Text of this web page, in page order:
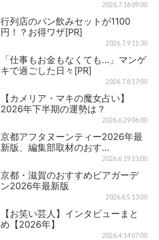
2026.7.16 09:00
行列店のパン飲みセットが1100
円！？お得ワザ[PR]
2026.7.9 11:30
「仕事もお金もなくても…」マンゲ
キで過ごした日々[PR]
2026.7.8 17:00
【カメリア・マキの魔女占い】
2026年下半期の運勢は？
2026.6.29 06:00
京都アフタヌーンティー2026年最
新版、編集部取材のおす…
2026.6.19 13:00
京都・滋賀のおすすめビアガーデ
ン2026年最新版
2026.6.5 13:00
【お笑い芸人】インタビューまと
め【2026年】
2026.4.14 07:00